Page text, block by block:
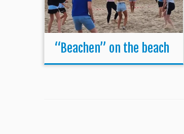
“Beachen” on the beach